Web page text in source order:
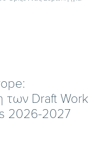
των Draft Work
2026-2027